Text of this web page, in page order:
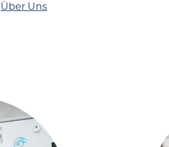
Über Uns